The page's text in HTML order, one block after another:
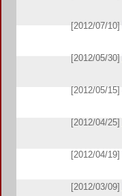
[2012/07/10]
[2012/05/30]
[2012/05/15]
[2012/04/25]
[2012/04/19]
[2012/03/09]